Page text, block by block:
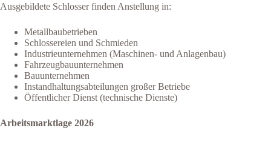
Ausgebildete Schlosser finden Anstellung in:
Metallbaubetrieben
Schlossereien und Schmieden
Industrieunternehmen (Maschinen- und Anlagenbau)
Fahrzeugbauunternehmen
Bauunternehmen
Instandhaltungsabteilungen großer Betriebe
Öffentlicher Dienst (technische Dienste)
Arbeitsmarktlage 2026